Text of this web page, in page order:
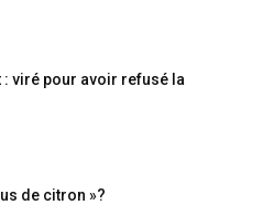
: viré pour avoir refusé la
de citron »?